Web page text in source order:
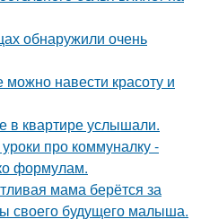
обнаружили очень
навести красоту и
в квартире услышали.
про коммуналку -
формулам.
мама берётся за
своего будущего малыша.